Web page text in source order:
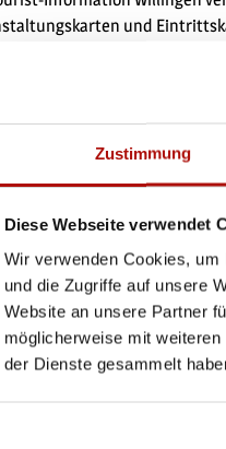
Zustimmung
Diese Webseite verwendet
Wir verwenden Cookies,
und die Zugriffe auf unsere
Website an unsere Partner
möglicherweise mit
der Dienste gesammelt
und
und Erlebnisanbieter.
Willingen als
auf. Aufgrund der
Vermittlungs- und
sorgfältig durch, da sie
werden.